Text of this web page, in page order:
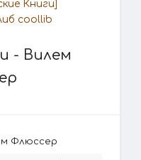
- Вилем
Флюссер